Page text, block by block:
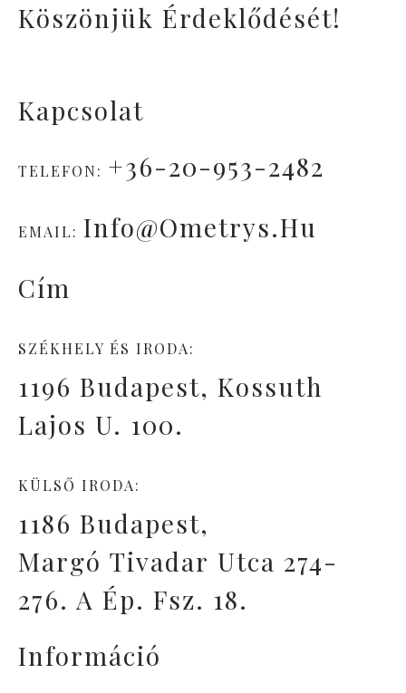
Köszönjük Érdeklődését!
Kapcsolat
TELEFON: +36-20-953-2482
EMAIL: Info@ometrys.hu
Cím
SZÉKHELY ÉS IRODA:
1196 Budapest, Kossuth
Lajos U. 100.
KÜLSŐ IRODA:
1186 Budapest,
Margó Tivadar Utca 274-
276. A Ép. Fsz. 18.
Információ